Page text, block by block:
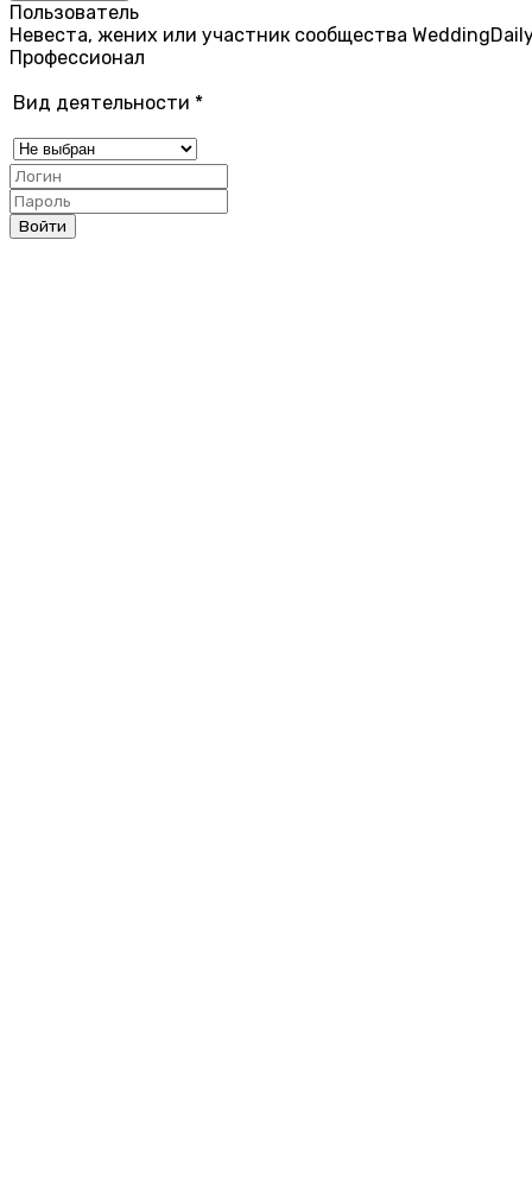
Пользователь
Невеста, жених или участник сообщества
Профессионал
Вид деятельности *